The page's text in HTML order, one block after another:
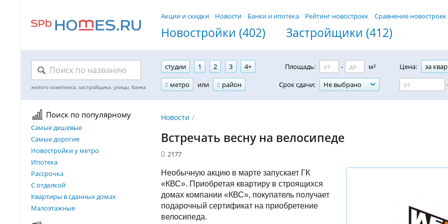
Акции и скидки Новости Банки и ипотека Рейтинг новостроек Сравнение новостроек
Новостройки (402) Застройщики (412)
студии 1 2 3
4+
метро
или район
Площадь: -
м²
Срок сдачи:
Не выбрано
Цена:
за
Поиск по популярному
Самые дешевые
Самые дорогие
Новостройки у метро
Ипотека
Рассрочка
С отделкой
Квартиры в сданных домах
Малоэтажные
Новости
Встречать весну на велосипеде
2177
Необычную акцию в марте запускает ГК
«КВС». Приобретая квартиру в строящихся
домах компании «КВС», покупатель получает
подарочный сертификат на приобретение
велосипеда.